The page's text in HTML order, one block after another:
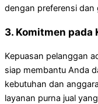
dengan preferensi dan
3. Komitmen pada
Kepuasan pelanggan
siap membantu Anda
kebutuhan dan
layanan purna jual